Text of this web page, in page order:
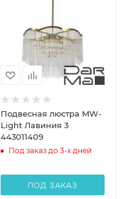
Подвесная люстра MW-
Light Лавиния 3
443011409
Под заказ до 3-х дней
ПОД ЗАКАЗ